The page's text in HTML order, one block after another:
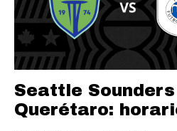
Seattle
Querétaro: